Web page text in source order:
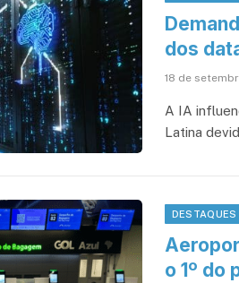
dos
18 de
A IA
Latina
DESTAQUES
o 1º do